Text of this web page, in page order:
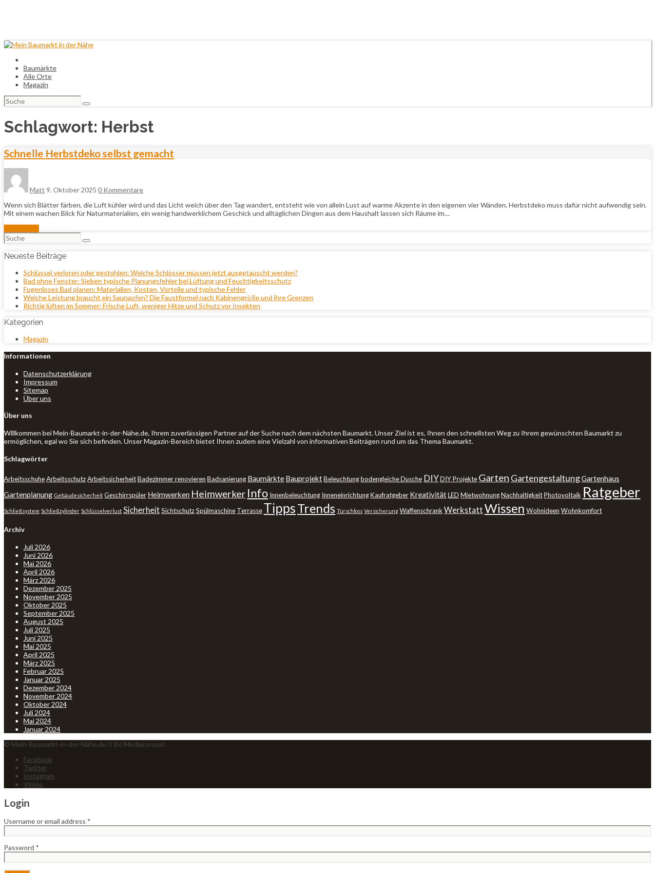
Baumärkte
Alle Orte
Magazin
Suchen
nach:
Schlagwort: Herbst
Schnelle Herbstdeko selbst gemacht
Matt 9. Oktober 2025 0 Kommentare
Wenn sich Blätter färben, die Luft kühler wird und das Licht weich über den Tag wandert, entsteht wie von allein Lust auf warme Akzente in den eigenen vier Wänden. Herbstdeko muss dafür nicht aufwendig sein.
Mit einem wachen Blick für Naturmaterialien, ein wenig handwerklichem Geschick und alltäglichen Dingen aus dem Haushalt lassen sich Räume im…
Suchen
nach:
Neueste Beiträge
Schlüssel verloren oder gestohlen: Welche Schlösser müssen jetzt ausgetauscht werden?
Bad ohne Fenster: Sieben typische Planungsfehler bei Lüftung und Feuchtigkeitsschutz
Fugenloses Bad planen: Materialien, Kosten, Vorteile und typische Fehler
Welche Leistung braucht ein Saunaofen? Die Faustformel nach Kabinengröße und ihre Grenzen
Richtig lüften im Sommer: Frische Luft, weniger Hitze und Schutz vor Insekten
Kategorien
Magazin
Informationen
Datenschutzerklärung
Impressum
Sitemap
Über uns
Über uns
Willkommen bei Mein-Baumarkt-in-der-Nähe.de, Ihrem zuverlässigen Partner auf der Suche nach dem nächsten Baumarkt. Unser Ziel ist es, Ihnen den schnellsten Weg zu Ihrem gewünschten Baumarkt zu
ermöglichen, egal wo Sie sich befinden. Unser Magazin-Bereich bietet Ihnen zudem eine Vielzahl von informativen Beiträgen rund um das Thema Baumarkt.
Schlagwörter
ArbeitsschuheArbeitsschutzArbeitssicherheitBadezimmer renovieren Badsanierung Baumärkte BauprojektBeleuchtungbodengleiche Dusche DIYDIY Projekte Garten GartengestaltungGartenhaus
Gartenplanung Gebäudesicherheit Geschirrspüler Heimwerken Heimwerker Info Innenbeleuchtung InneneinrichtungKaufratgeber KreativitätLED MietwohnungNachhaltigkeitPhotovoltaik Ratgeber
Schließsystem Schließzylinder Schlüsselverlust Sicherheit SichtschutzSpülmaschine Terrasse TippsTrends Türschloss Versicherung WaffenschrankWerkstattWissen Wohnideen Wohnkomfort
Archiv
Juli 2026
Juni 2026
Mai 2026
April 2026
März 2026
Dezember 2025
November 2025
Oktober 2025
September 2025
August 2025
Juli 2025
Juni 2025
Mai 2025
April 2025
März 2025
Februar 2025
Januar 2025
Dezember 2024
November 2024
Oktober 2024
Juli 2024
Mai 2024
Januar 2024
© Mein-Baumarkt-in-der-Nähe.de II Bo Mediaconsult
Facebook
Twitter
Instagram
Vimeo
Login
Username or email address *
Password *